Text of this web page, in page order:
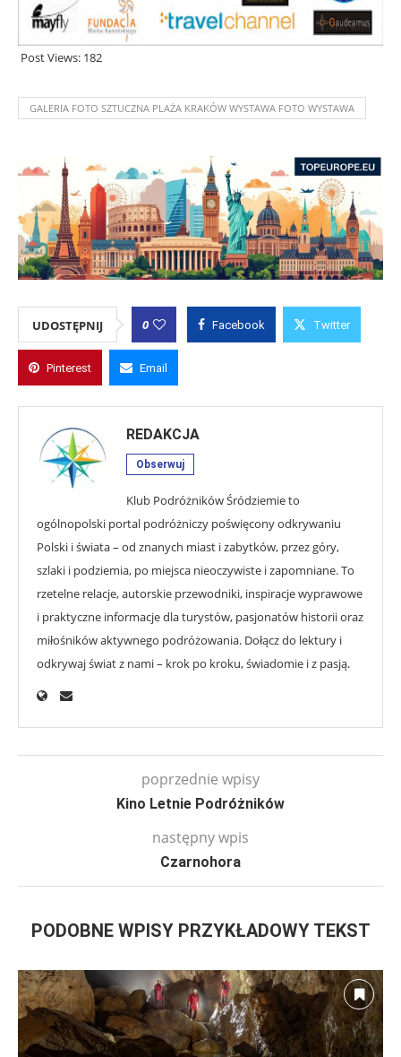
Post Views: 182
GALERIA FOTO SZTUCZNA PLAŻA KRAKÓW WYSTAWA FOTO WYSTAWA
UDOSTĘPNIJ 0 Facebook Twitter
Pinterest Email
REDAKCJA
Obserwuj
Klub Podróżników Śródziemie to
ogólnopolski portal podróżniczy poświęcony odkrywaniu
Polski i świata – od znanych miast i zabytków, przez góry,
szlaki i podziemia, po miejsca nieoczywiste i zapomniane. To
rzetelne relacje, autorskie przewodniki, inspiracje wyprawowe
i praktyczne informacje dla turystów, pasjonatów historii oraz
miłośników aktywnego podróżowania. Dołącz do lektury i
odkrywaj świat z nami – krok po kroku, świadomie i z pasją.
poprzednie wpisy
Kino Letnie Podróżników
następny wpis
Czarnohora
PODOBNE WPISY PRZYKŁADOWY TEKST